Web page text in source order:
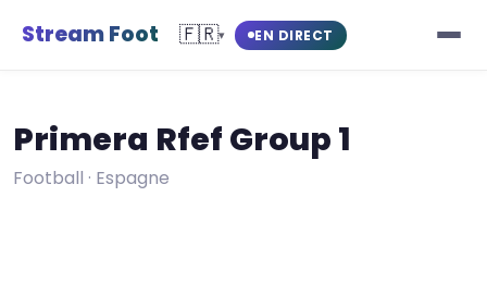
Stream Foot 🇫🇷▾ EN DIRECT
Primera Rfef Group 1
Football · Espagne